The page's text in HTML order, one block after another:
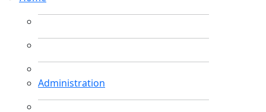
Administration